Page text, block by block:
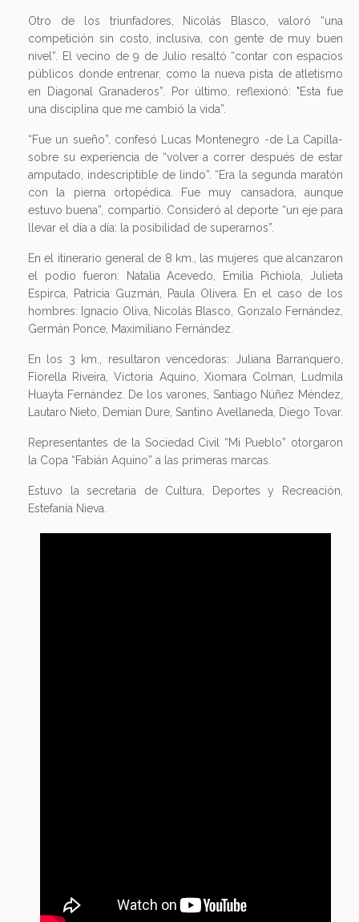
Otro de los triunfadores, Nicolás Blasco, valoró “una
competición sin costo, inclusiva, con gente de muy buen
nivel”. El vecino de 9 de Julio resaltó “contar con espacios
públicos donde entrenar, como la nueva pista de atletismo
en Diagonal Granaderos”. Por último, reflexionó: "Esta fue
una disciplina que me cambió la vida”.
“Fue un sueño”, confesó Lucas Montenegro -de La Capilla-
sobre su experiencia de “volver a correr después de estar
amputado, indescriptible de lindo”. “Era la segunda maratón
con la pierna ortopédica. Fue muy cansadora, aunque
estuvo buena”, compartió. Consideró al deporte “un eje para
llevar el día a día: la posibilidad de superarnos”.
En el itinerario general de 8 km., las mujeres que alcanzaron
el podio fueron: Natalia Acevedo, Emilia Pichiola, Julieta
Espirca, Patricia Guzmán, Paula Olivera. En el caso de los
hombres: Ignacio Oliva, Nicolás Blasco, Gonzalo Fernández,
Germán Ponce, Maximiliano Fernández.
En los 3 km., resultaron vencedoras: Juliana Barranquero,
Fiorella Riveira, Victoria Aquino, Xiomara Colman, Ludmila
Huayta Fernández. De los varones, Santiago Núñez Méndez,
Lautaro Nieto, Demian Dure, Santino Avellaneda, Diego Tovar.
Representantes de la Sociedad Civil “Mi Pueblo” otorgaron
la Copa “Fabián Aquino” a las primeras marcas.
Estuvo la secretaria de Cultura, Deportes y Recreación,
Estefanía Nieva.